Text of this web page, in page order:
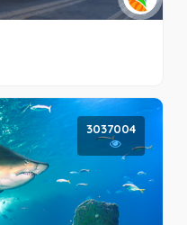
3037004